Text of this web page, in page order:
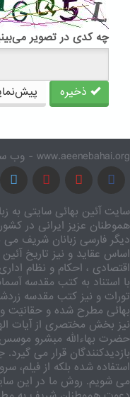
چه کدی در تصویر
ذخیره
www.aeenebahai.org - وب سایت معرفی آئین بهائی به زبان فارسی
سایت آئین بهائی سایتی به
هموطنان عزیز ایرانی در
دیگر فارسی زبانان شریف
اساس عقاید و نیز تاریخ
اقتصادی ، احکام و نظام
با استناد به کتب مقدسه
تورات و نیز کتب مقدسه
بهائی مطرح شده و حقانیّت
نیز بخش مختصری از آیات
حضرت بهاءالله مبشرو
بازدیدکنندگان قرار می
استفاده شده بلکه از فیلم،
می شویم. روش ما در این